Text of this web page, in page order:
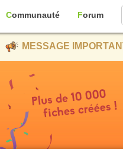
Communauté Forum
MESSAGE